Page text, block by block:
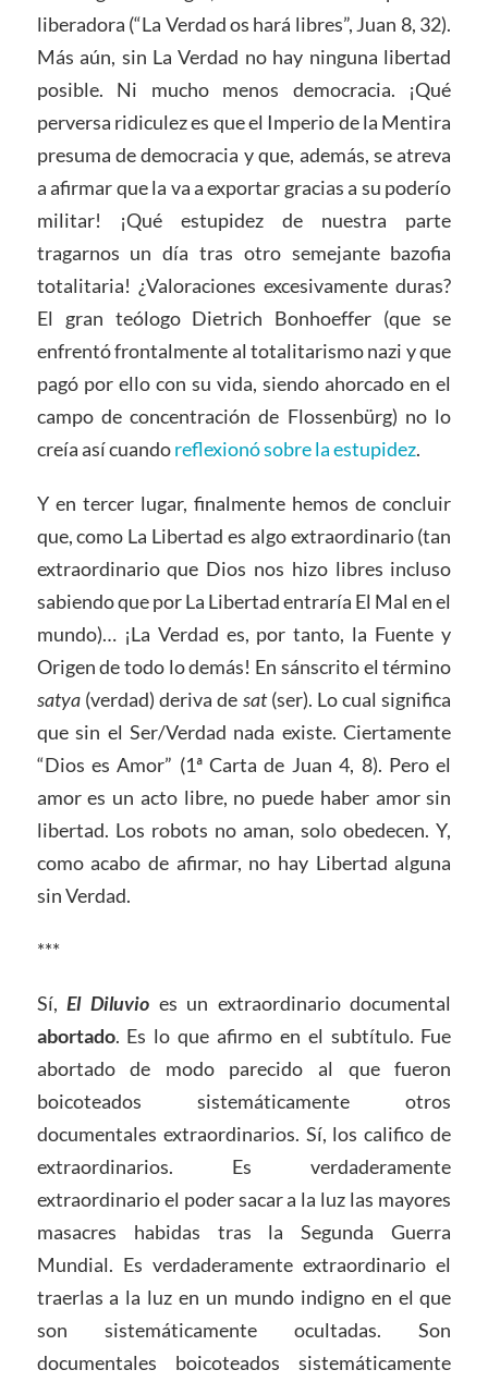
liberadora (“La Verdad os hará libres”, Juan 8, 32).
Más aún, sin La Verdad no hay ninguna libertad
posible. Ni mucho menos democracia. ¡Qué
perversa ridiculez es que el Imperio de la Mentira
presuma de democracia y que, además, se atreva
a afirmar que la va a exportar gracias a su poderío
militar! ¡Qué estupidez de nuestra parte
tragarnos un día tras otro semejante bazofia
totalitaria! ¿Valoraciones excesivamente duras?
El gran teólogo Dietrich Bonhoeffer (que se
enfrentó frontalmente al totalitarismo nazi y que
pagó por ello con su vida, siendo ahorcado en el
campo de concentración de Flossenbürg) no lo
creía así cuandoreflexionó sobre la estupidez.
Y en tercer lugar, finalmente hemos de concluir
que, como La Libertad es algo extraordinario (tan
extraordinario que Dios nos hizo libres incluso
sabiendo que por La Libertad entraría El Mal en el
mundo)… ¡La Verdad es, por tanto, la Fuente y
Origen de todo lo demás! En sánscrito el término
satya(verdad) deriva de sat(ser). Lo cual significa
que sin el Ser/Verdad nada existe. Ciertamente
“Dios es Amor” (1ª Carta de Juan 4, 8). Pero el
amor es un acto libre, no puede haber amor sin
libertad. Los robots no aman, solo obedecen. Y,
como acabo de afirmar, no hay Libertad alguna
sin Verdad.
***
Sí,El Diluvioes un extraordinario documental
abortado. Es lo que afirmo en el subtítulo. Fue
abortado de modo parecido al que fueron
boicoteados sistemáticamente otros
documentales extraordinarios. Sí, los califico de
extraordinarios. Es verdaderamente
extraordinario el poder sacar a la luz las mayores
masacres habidas tras la Segunda Guerra
Mundial. Es verdaderamente extraordinario el
traerlas a la luz en un mundo indigno en el que
son sistemáticamente ocultadas. Son
documentales boicoteados sistemáticamente